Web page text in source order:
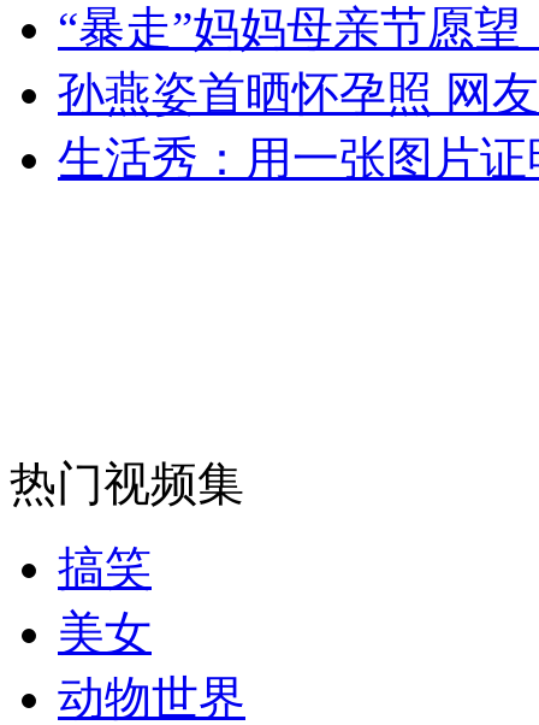
无痛分娩是否安全 医生回应
外交部：反对强权政治霸凌主义
“暴走”妈妈母亲节愿
孙燕姿首晒怀孕照 网
生活秀：用一张图片
热门视频集
搞笑
美女
动物世界